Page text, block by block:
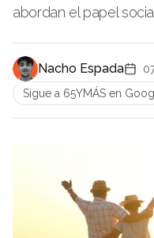
abordan el papel
Nacho Espada
Sigue a 65YMÁS en